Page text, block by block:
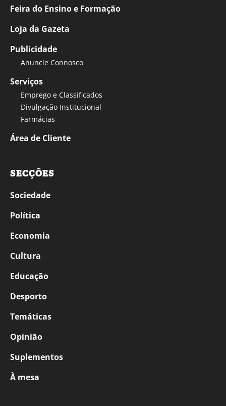
Feira do Ensino e Formação
Loja da Gazeta
Publicidade
Anuncie Connosco
Serviços
Emprego e Classificados
Divulgação Institucional
Farmácias
Área de Cliente
SECÇÕES
Sociedade
Política
Economia
Cultura
Educação
Desporto
Temáticas
Opinião
Suplementos
À mesa